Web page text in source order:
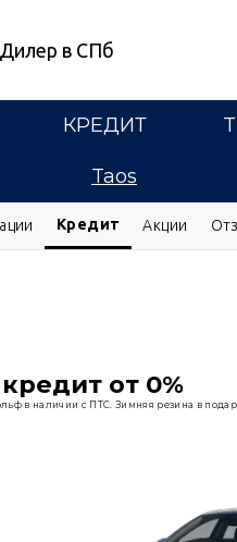
в СПб
КРЕДИТ
Taos
Кредит Акции
от 0%
в наличии с ПТС. Зимняя резина в